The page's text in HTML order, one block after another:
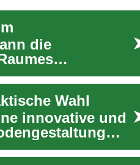
die
Wahl
innovative und